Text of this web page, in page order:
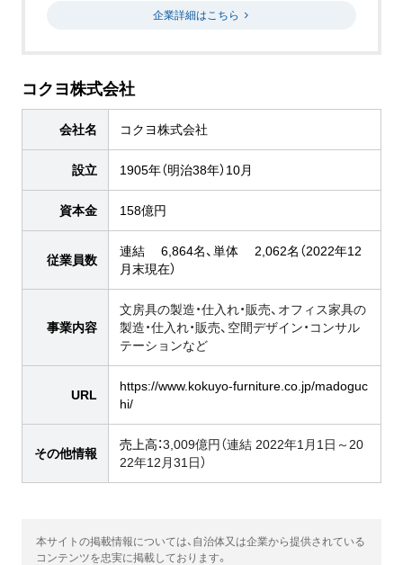
企業詳細はこちら
コクヨ株式会社
会社名 コクヨ株式会社
設立 1905年（明治38年）10月
資本金 158億円
従業員数
連結 6,864名、単体 2,062名（2022年12
月末現在）
事業内容
文房具の製造・仕入れ・販売、オフィス家具の
製造・仕入れ・販売、空間デザイン・コンサル
テーションなど
URL
https://www.kokuyo-furniture.co.jp/madoguc
hi/
その他情報
売上高：3,009億円（連結 2022年1月1日～20
22年12月31日）
本サイトの掲載情報については、自治体又は企業から提供されている
コンテンツを忠実に掲載しております。